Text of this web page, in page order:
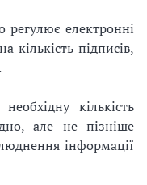
регулює електронні
кількість підписів,
кількість
але не пізніше
інформації